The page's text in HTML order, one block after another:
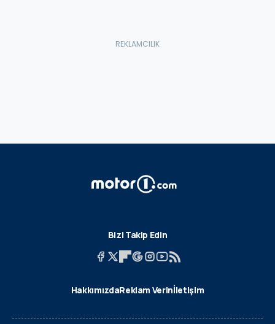
Bizi Takip Edin
HakkımızdaReklam Verinİletişim